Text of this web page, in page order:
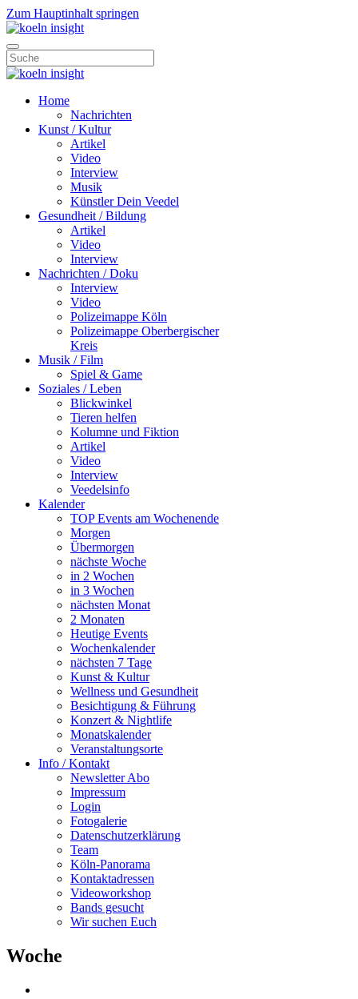
Zum Hauptinhalt springen
Home
Nachrichten
Kunst / Kultur
Artikel
Video
Interview
Musik
Künstler Dein Veedel
Gesundheit / Bildung
Artikel
Video
Interview
Nachrichten / Doku
Interview
Video
Polizeimappe Köln
Polizeimappe Oberbergischer
Kreis
Musik / Film
Spiel & Game
Soziales / Leben
Blickwinkel
Tieren helfen
Kolumne und Fiktion
Artikel
Video
Interview
Veedelsinfo
Kalender
TOP Events am Wochenende
Morgen
Übermorgen
nächste Woche
in 2 Wochen
in 3 Wochen
nächsten Monat
2 Monaten
Heutige Events
Wochenkalender
nächsten 7 Tage
Kunst & Kultur
Wellness und Gesundheit
Besichtigung & Führung
Konzert & Nightlife
Monatskalender
Veranstaltungsorte
Info / Kontakt
Newsletter Abo
Impressum
Login
Fotogalerie
Datenschutzerklärung
Team
Köln-Panorama
Kontaktadressen
Videoworkshop
Bands gesucht
Wir suchen Euch
Woche